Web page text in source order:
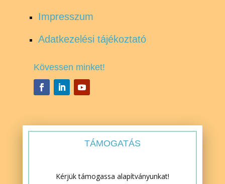
Impresszum
Adatkezelési tájékoztató
Kövessen minket!
TÁMOGATÁS
Kérjük támogassa alapítványunkat!